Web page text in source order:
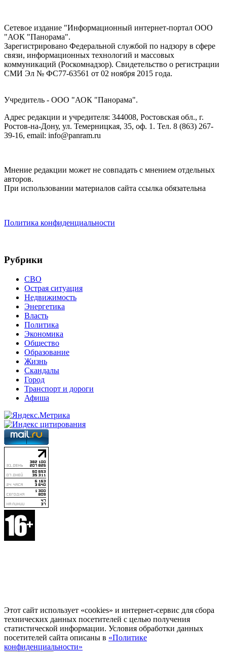
Сетевое издание "Информационный интернет-портал ООО
"АОК "Панорама".
Зарегистрировано Федеральной службой по надзору в сфере
связи, информационных технологий и массовых
коммуникаций (Роскомнадзор). Cвидетельство о регистрации
СМИ Эл № ФС77-63561 от 02 ноября 2015 года.
Учредитель - ООО "АОК "Панорама".
Адрес редакции и учредителя: 344008, Ростовская обл., г.
Ростов-на-Дону, ул. Темерницкая, 35, оф. 1. Тел. 8 (863) 267-
39-16, email: info@panram.ru
Мнение редакции может не совпадать с мнением отдельных
авторов.
При использовании материалов сайта ссылка обязательна
Политика конфиденциальности
Рубрики
СВО
Острая ситуация
Недвижимость
Энергетика
Власть
Политика
Экономика
Общество
Образование
Жизнь
Скандалы
Город
Транспорт и дороги
Афиша
Этот сайт использует «cookies» и интернет-сервис для сбора
технических данных посетителей с целью получения
статистической информации. Условия обработки данных
посетителей сайта описаны в «Политике
конфиденциальности»